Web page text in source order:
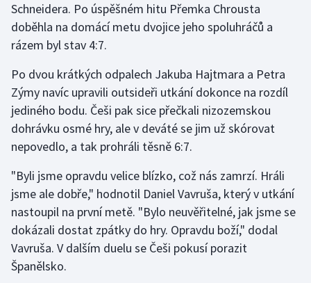
Rychlostní kanoistika
Short track
Sportovní střelba
Stolní tenis
Triatlon
Veslování
Vodní slalom
Volejbal
Schneidera. Po úspěšném hitu Přemka Chrousta
doběhla na domácí metu dvojice jeho spoluhráčů a
rázem byl stav 4:7.
Po dvou krátkých odpalech Jakuba Hajtmara a Petra
Zýmy navíc upravili outsideři utkání dokonce na rozdíl
jediného bodu. Češi pak sice přečkali nizozemskou
dohrávku osmé hry, ale v deváté se jim už skórovat
nepovedlo, a tak prohráli těsně 6:7.
"Byli jsme opravdu velice blízko, což nás zamrzí. Hráli
jsme ale dobře," hodnotil Daniel Vavruša, který v utkání
nastoupil na první metě. "Bylo neuvěřitelné, jak jsme se
dokázali dostat zpátky do hry. Opravdu boží," dodal
Vavruša. V dalším duelu se Češi pokusí porazit
Španělsko.